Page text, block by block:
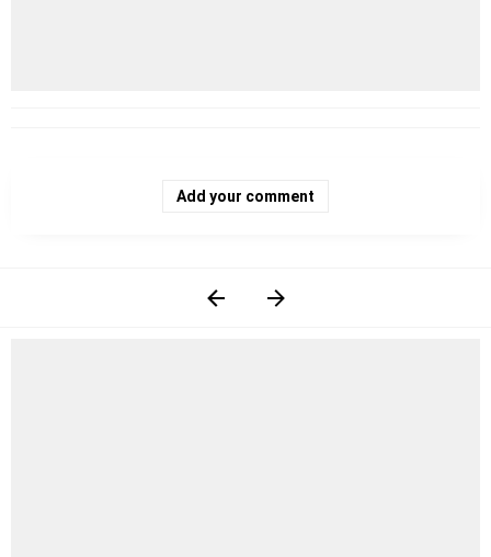
Add your comment